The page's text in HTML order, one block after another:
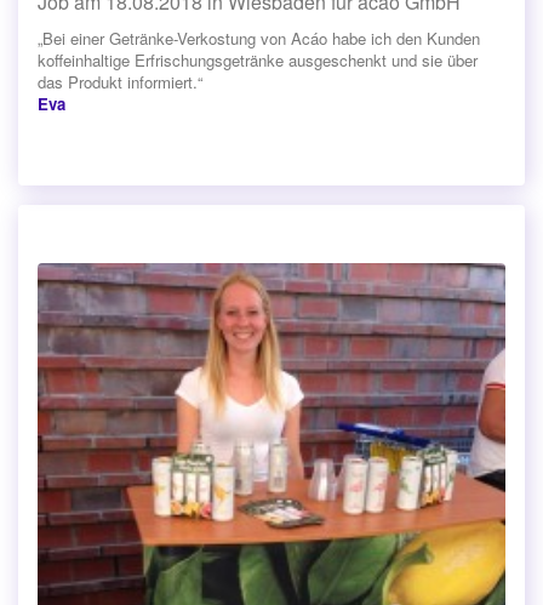
„Bei einer Getränke-Verkostung von Acáo habe ich den Kunden
koffeinhaltige Erfrischungsgetränke ausgeschenkt und sie über
das Produkt informiert.“
Eva